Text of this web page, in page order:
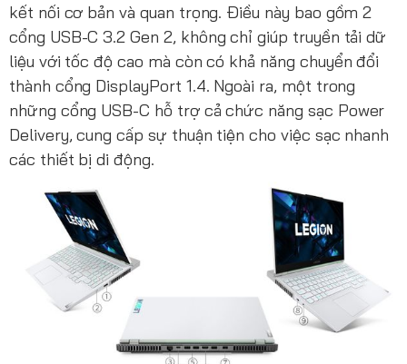
kết nối cơ bản và quan trọng. Điều này bao gồm 2
cổng USB-C 3.2 Gen 2, không chỉ giúp truyền tải dữ
liệu với tốc độ cao mà còn có khả năng chuyển đổi
thành cổng DisplayPort 1.4. Ngoài ra, một trong
những cổng USB-C hỗ trợ cả chức năng sạc Power
Delivery, cung cấp sự thuận tiện cho việc sạc nhanh
các thiết bị di động.